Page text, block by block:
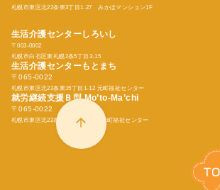
札幌市東区北22条東3丁目1-27 みかほマンション1F
生活介護センターしろいし
〒003-0002
札幌市白石区東札幌2条5丁目3-15
生活介護センターもとまち
〒065-0022
札幌市東区北22条東15丁目1-12 元町福祉センター
就労継続支援Ｂ型 Mo’to-Ma’chi
〒065-0022
札幌市東区北22条東15丁目1-12 元町福祉センター